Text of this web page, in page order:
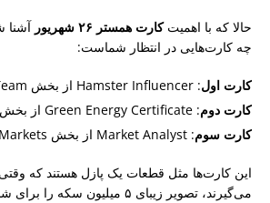
حالا که با اهمیتکارت همستر ۲۶ شهریور
آشنا
چه کارت‌هایی در انتظار شماست:
کارت اول: Hamster Influencer از بخش PR&Team
کارت دوم: Green Energy Certificate از بخش Specials
کارت سوم: Market Analyst از بخش Markets
این کارت‌ها مثل قطعات یک پازل هستند که وقتی
می‌گیرند، تصویر زیبای ۵ میلیون سکه